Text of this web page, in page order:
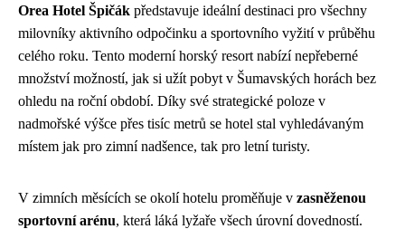
Orea Hotel Špičák představuje ideální destinaci pro všechny
milovníky aktivního odpočinku a sportovního vyžití v průběhu
celého roku. Tento moderní horský resort nabízí nepřeberné
množství možností, jak si užít pobyt v Šumavských horách bez
ohledu na roční období. Díky své strategické poloze v
nadmořské výšce přes tisíc metrů se hotel stal vyhledávaným
místem jak pro zimní nadšence, tak pro letní turisty.
V zimních měsících se okolí hotelu proměňuje v zasněženou
sportovní arénu, která láká lyžaře všech úrovní dovedností.